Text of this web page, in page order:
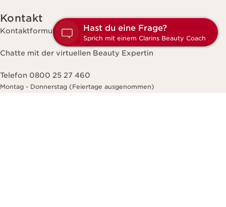
Kontakt
Kontaktformular
Chatte mit der virtuellen Beauty Expertin
Telefon 0800 25 27 460
Montag - Donnerstag (Feiertage ausgenommen)
9:00 - 17:00 Uhr